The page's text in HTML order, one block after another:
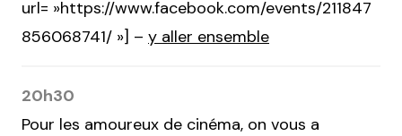
url= »https://www.facebook.com/events/211847
856068741/ »] – y aller ensemble
20h30
Pour les amoureux de cinéma, on vous a